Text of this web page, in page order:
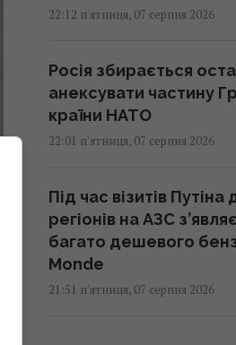
22:12 п'ятниця, 07 серпня 2026
Росія збирається
анексувати частину
країни НАТО
22:01 п'ятниця, 07 серпня 2026
Під час візитів Путіна
регіонів на АЗС
багато дешевого
Monde
21:51 п'ятниця, 07 серпня 2026